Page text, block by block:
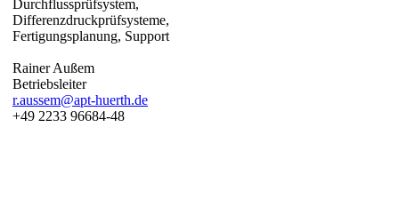
Durchflussprüfsystem,
Differenzdruckprüfsysteme,
Fertigungsplanung, Support
Rainer Außem
Betriebsleiter
r.aussem@apt-huerth.de
+49 2233 96684-48